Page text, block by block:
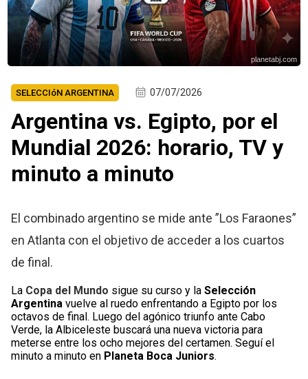
planetabj.com
SELECCIóN ARGENTINA 07/07/2026
Argentina vs. Egipto, por el
Mundial 2026: horario, TV y
minuto a minuto
El combinado argentino se mide ante ”Los Faraones”
en Atlanta con el objetivo de acceder a los cuartos
de final.
La Copa del Mundo sigue su curso y la Selección
Argentina vuelve al ruedo enfrentando a Egipto por los
octavos de final. Luego del agónico triunfo ante Cabo
Verde, la Albiceleste buscará una nueva victoria para
meterse entre los ocho mejores del certamen. Seguí el
minuto a minuto en Planeta Boca Juniors.